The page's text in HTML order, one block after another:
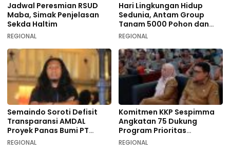
Jadwal Peresmian RSUD
Maba, Simak Penjelasan
Sekda Haltim
REGIONAL
Hari Lingkungan Hidup
Sedunia, Antam Group
Tanam 5000 Pohon dan
Aksi Bersih di Sofifi
REGIONAL
Semaindo Soroti Defisit
Transparansi AMDAL
Proyek Panas Bumi PT
Geodipa Energi di
REGIONAL
Komitmen KKP Sespimma
Angkatan 75 Dukung
Program Prioritas
Swasembada Pangan
REGIONAL